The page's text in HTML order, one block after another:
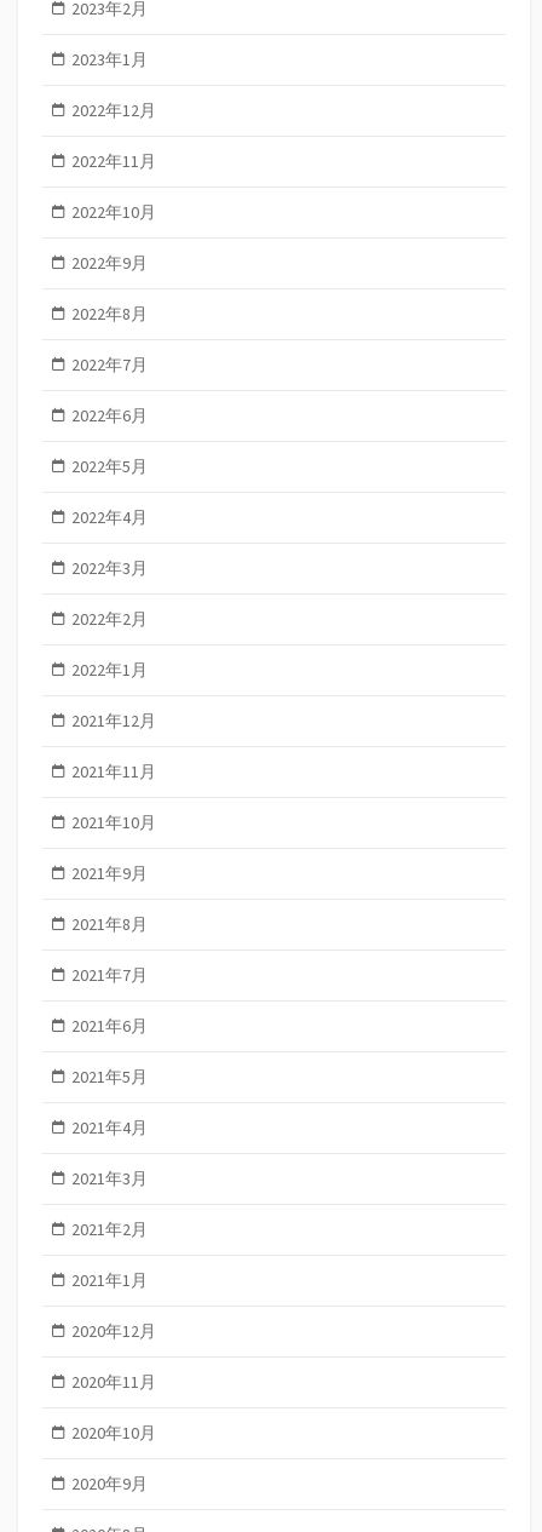
2023年2月
2023年1月
2022年12月
2022年11月
2022年10月
2022年9月
2022年8月
2022年7月
2022年6月
2022年5月
2022年4月
2022年3月
2022年2月
2022年1月
2021年12月
2021年11月
2021年10月
2021年9月
2021年8月
2021年7月
2021年6月
2021年5月
2021年4月
2021年3月
2021年2月
2021年1月
2020年12月
2020年11月
2020年10月
2020年9月